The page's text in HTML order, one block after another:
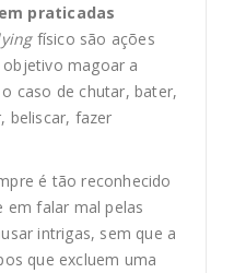
praticadas
físico são ações
magoar a
caso de chutar, bater,
beliscar, fazer
é tão reconhecido
em falar mal pelas
intrigas, sem que a
que excluem uma